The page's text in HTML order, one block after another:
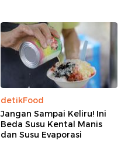
detikFood
Jangan Sampai Keliru! Ini
Beda Susu Kental Manis
dan Susu Evaporasi